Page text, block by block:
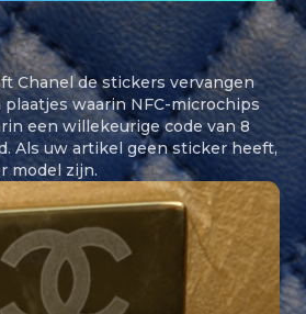
Chanel de stickers vervangen
waarin NFC-microchips
een willekeurige code van 8
Als uw artikel geen sticker heeft,
model zijn.